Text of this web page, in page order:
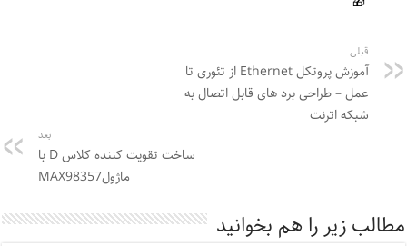
قبلی
آموزش پروتکل Ethernet از تئوری تا
عمل – طراحی برد های قابل اتصال به
شبکه اترنت
بعد
ساخت تقویت کننده کلاس D با
ماژولMAX98357
مطالب زیر را هم بخوانید